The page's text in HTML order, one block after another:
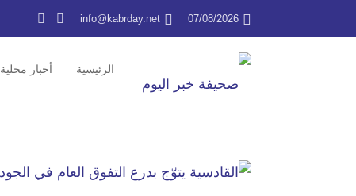
07/08/2026
info@kabrday.net
الرئيسية أخبار محلية